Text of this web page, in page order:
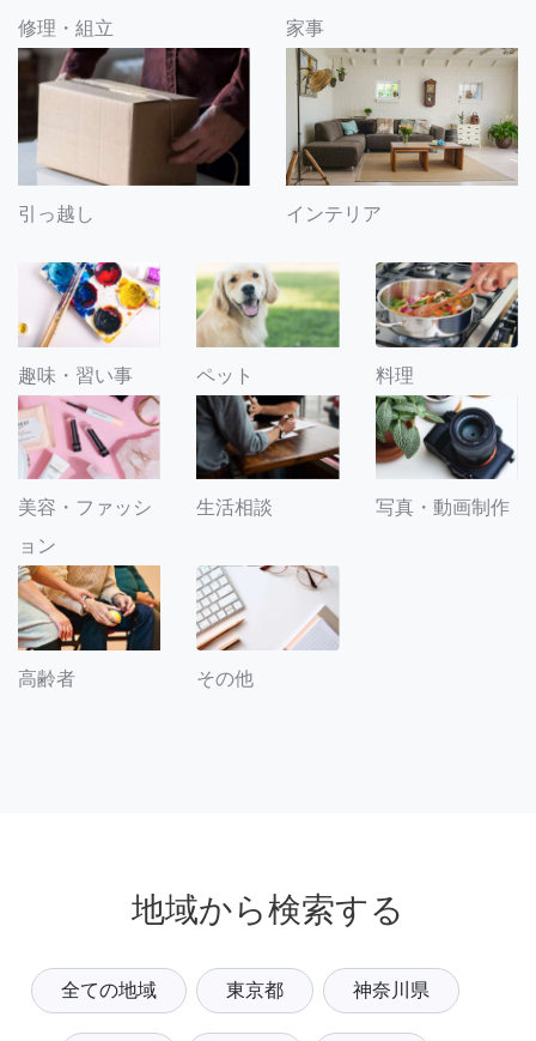
修理・組立 家事
引っ越し インテリア
趣味・習い事 ペット 料理
美容・ファッシ
ョン
生活相談 写真・動画制作
高齢者 その他
地域から検索する
全ての地域 東京都 神奈川県